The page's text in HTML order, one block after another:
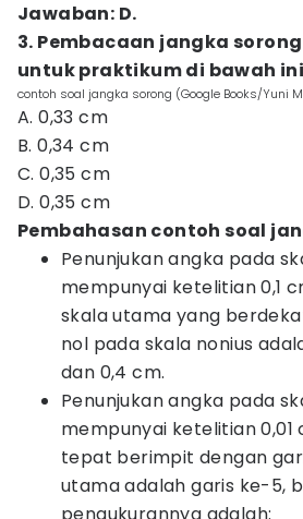
Jawaban: D.
3. Pembacaan jangka
untuk praktikum di bawah
contoh soal jangka sorong (Google Books/Yuni
A. 0,33 cm
B. 0,34 cm
C. 0,35 cm
D. 0,35 cm
Pembahasan contoh soal
Penunjukan angka pada
mempunyai ketelitian 0,1
skala utama yang
nol pada skala nonius
dan 0,4 cm.
Penunjukan angka pada
mempunyai ketelitian 0,01
tepat berimpit dengan
utama adalah garis ke-5,